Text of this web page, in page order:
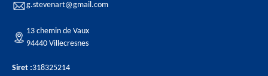
g.stevenart@gmail.com
13 chemin de Vaux
94440 Villecresnes
Siret :318325214